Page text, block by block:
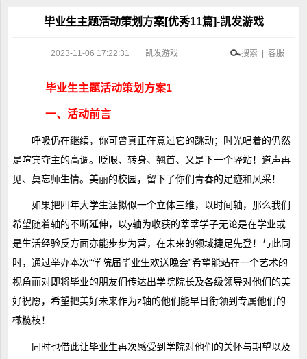
毕业生主题活动策划方案[优秀11篇]-凯发游戏
2023-11-06 17:22:31 凯发游戏 搜索 | 客服
毕业生主题活动策划方案1
一、活动前言
呼吸仍在继续，你可曾真正在意过它的跳动；时光唱着的仍然
是喧宾夺主的高调。眨眼、转身、翘首、又是下一个驿站！道声再
见、莫忘师生情。美丽的校园，留下了你们青春的足迹和风采！
如果把四年大学生涯拟似一个立体三维，以时间轴，那么我们
希望随着轴的不断延伸，以y轴为收获的莘莘学子无论是在学业或
是生活经验反方面亦能步步为营，在未来的领域捷足先登！与此同
时，通过举办本次“学院届毕业生欢送晚会”希望能站在一个艺术的
视角而对即将毕业的朋友们传达出学院院长及各级领导对他们的美
好祝愿，希望把美好未来作为z轴的他们能早日衔领到专属他们的
橄榄枝！
同时也借此让毕业生再次感受到学院对他们的关怀与期望以及